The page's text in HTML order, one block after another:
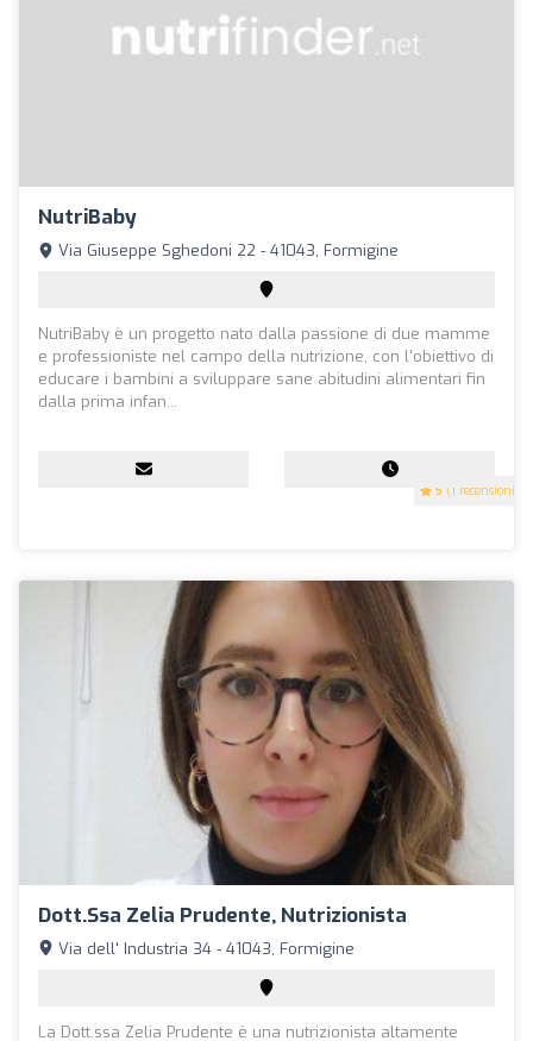
NutriBaby
5 (1 recensioni)
Via Giuseppe Sghedoni 22 - 41043, Formigine
NutriBaby è un progetto nato dalla passione di due mamme
e professioniste nel campo della nutrizione, con l'obiettivo di
educare i bambini a sviluppare sane abitudini alimentari fin
dalla prima infan...
Dott.ssa Zelia Prudente, Nutrizionista
Via dell' Industria 34 - 41043, Formigine
La Dott.ssa Zelia Prudente è una nutrizionista altamente